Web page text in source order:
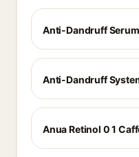
Anti-Dandruff
Anti-Dandruff
Anua Retinol 0 1